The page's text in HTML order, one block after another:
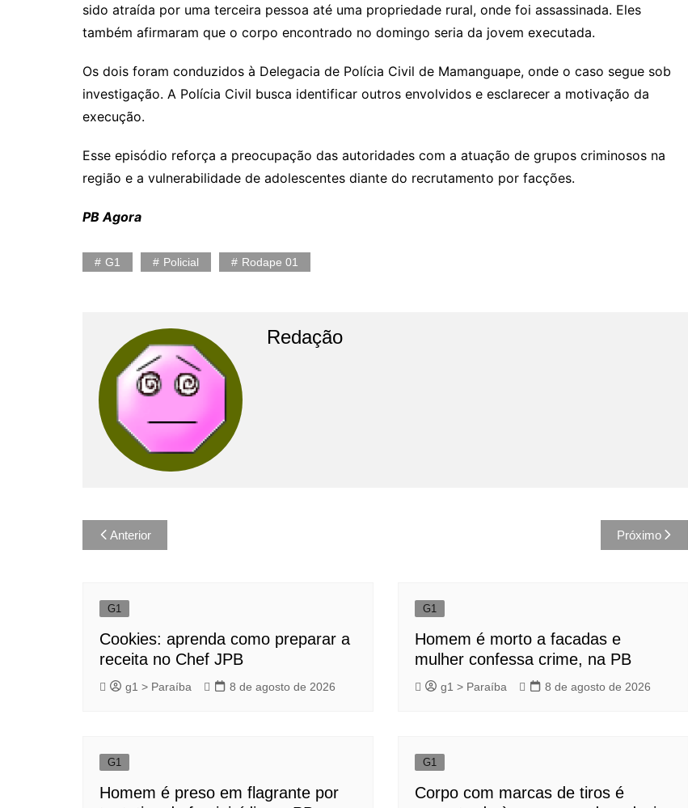
sido atraída por uma terceira pessoa até uma propriedade rural, onde foi assassinada. Eles
também afirmaram que o corpo encontrado no domingo seria da jovem executada.
Os dois foram conduzidos à Delegacia de Polícia Civil de Mamanguape, onde o caso segue sob
investigação. A Polícia Civil busca identificar outros envolvidos e esclarecer a motivação da
execução.
Esse episódio reforça a preocupação das autoridades com a atuação de grupos criminosos na
região e a vulnerabilidade de adolescentes diante do recrutamento por facções.
PB Agora
G1 Policial Rodape 01
Redação
Navegação
de
Anterior Próximo
G1
Cookies: aprenda como preparar a
receita no Chef JPB
g1 > Paraíba 8 de agosto de 2026
G1
Homem é morto a facadas e
mulher confessa crime, na PB
g1 > Paraíba 8 de agosto de 2026
G1
Homem é preso em flagrante por
G1
Corpo com marcas de tiros é